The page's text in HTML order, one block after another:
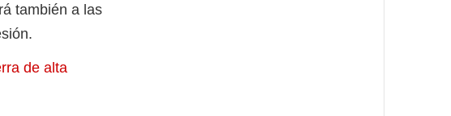
también a las
de alta